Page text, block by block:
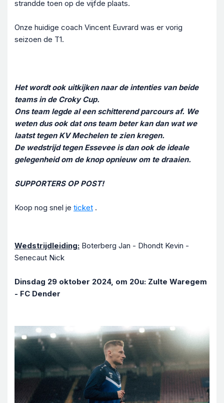
strandde toen op de vijfde plaats.
Onze huidige coach Vincent Euvrard was er vorig
seizoen de T1.
Het wordt ook uitkijken naar de intenties van beide
teams in de Croky Cup.
Ons team legde al een schitterend parcours af. We
weten dus ook dat ons team beter kan dan wat we
laatst tegen KV Mechelen te zien kregen.
De wedstrijd tegen Essevee is dan ook de ideale
gelegenheid om de knop opnieuw om te draaien.
SUPPORTERS OP POST!
Koop nog snel je ticket .
Wedstrijdleiding: Boterberg Jan - Dhondt Kevin -
Senecaut Nick
Dinsdag 29 oktober 2024, om 20u: Zulte Waregem
- FC Dender